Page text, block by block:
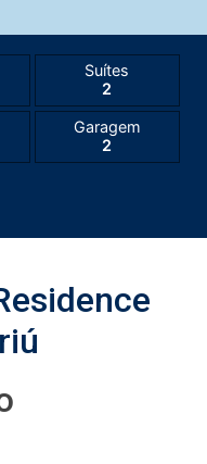
Suítes
2
Garagem
2